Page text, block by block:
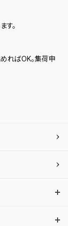
す。
ればOK。集荷申